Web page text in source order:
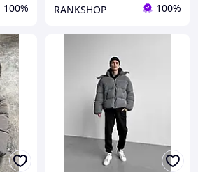
100% RANKSHOP 100%